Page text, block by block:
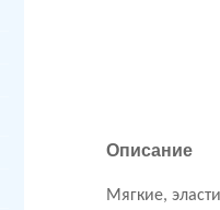
Описание
Мягкие,